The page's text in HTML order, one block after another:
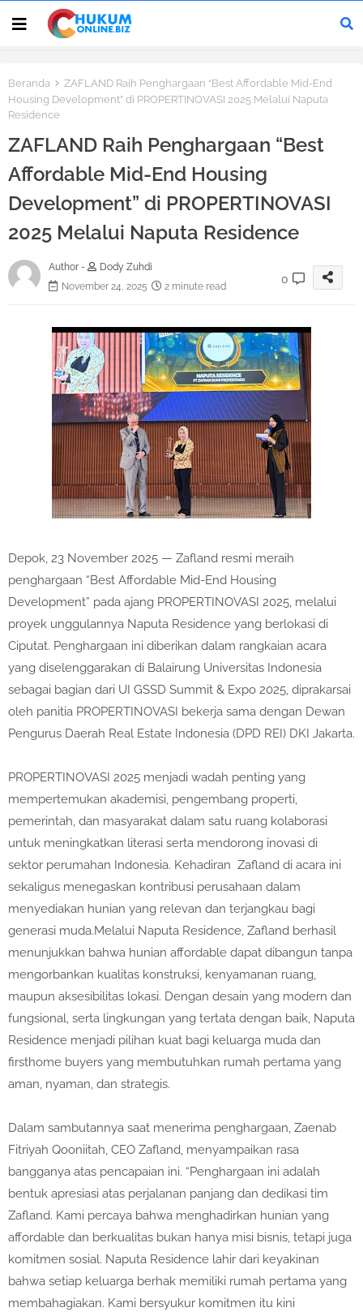
Beranda
ZAFLAND Raih Penghargaan “Best Affordable Mid-End
Housing Development” di PROPERTINOVASI 2025 Melalui Naputa
Residence
ZAFLAND Raih Penghargaan “Best
Affordable Mid-End Housing
Development” di PROPERTINOVASI
2025 Melalui Naputa Residence
Author -
Dody Zuhdi
November 24, 2025
2 minute read
0
Depok, 23 November 2025 — Zafland resmi meraih
penghargaan “Best Affordable Mid-End Housing
Development” pada ajang PROPERTINOVASI 2025, melalui
proyek unggulannya Naputa Residence yang berlokasi di
Ciputat. Penghargaan ini diberikan dalam rangkaian acara
yang diselenggarakan di Balairung Universitas Indonesia
sebagai bagian dari UI GSSD Summit & Expo 2025, diprakarsai
oleh panitia PROPERTINOVASI bekerja sama dengan Dewan
Pengurus Daerah Real Estate Indonesia (DPD REI) DKI Jakarta.
PROPERTINOVASI 2025 menjadi wadah penting yang
mempertemukan akademisi, pengembang properti,
pemerintah, dan masyarakat dalam satu ruang kolaborasi
untuk meningkatkan literasi serta mendorong inovasi di
sektor perumahan Indonesia. Kehadiran Zafland di acara ini
sekaligus menegaskan kontribusi perusahaan dalam
menyediakan hunian yang relevan dan terjangkau bagi
generasi muda.Melalui Naputa Residence, Zafland berhasil
menunjukkan bahwa hunian affordable dapat dibangun tanpa
mengorbankan kualitas konstruksi, kenyamanan ruang,
maupun aksesibilitas lokasi. Dengan desain yang modern dan
fungsional, serta lingkungan yang tertata dengan baik, Naputa
Residence menjadi pilihan kuat bagi keluarga muda dan
firsthome buyers yang membutuhkan rumah pertama yang
aman, nyaman, dan strategis.
Dalam sambutannya saat menerima penghargaan, Zaenab
Fitriyah Qooniitah, CEO Zafland, menyampaikan rasa
bangganya atas pencapaian ini. “Penghargaan ini adalah
bentuk apresiasi atas perjalanan panjang dan dedikasi tim
Zafland. Kami percaya bahwa menghadirkan hunian yang
affordable dan berkualitas bukan hanya misi bisnis, tetapi juga
komitmen sosial. Naputa Residence lahir dari keyakinan
bahwa setiap keluarga berhak memiliki rumah pertama yang
membahagiakan. Kami bersyukur komitmen itu kini